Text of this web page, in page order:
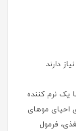
دارند
یک نرم کننده
احیای موهای
فرمول